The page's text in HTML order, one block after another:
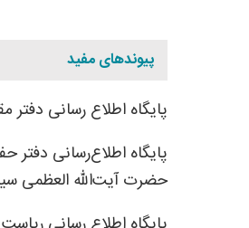
پیوندهای مفید
پایگاه اطلاع رسانی دفتر
پایگاه اطلاع‌رسانی دفتر
حضرت آیت‌الله العظمی